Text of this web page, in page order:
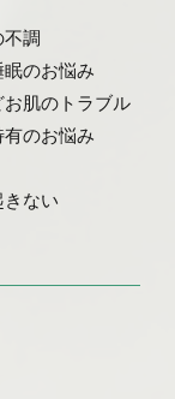
調
のお悩み
肌のトラブル
のお悩み
ない